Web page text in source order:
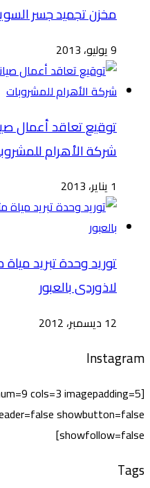
مخزن تجميد جسر
9 يوليو، 2013
توقيع تعاقد أعمال
شركة الأهرام
1 يناير، 2013
توريد وحدة تبريد
لاذوردى بالعبور
12 ديسمبر، 2012
Instagram
cols=3 imagepadding=5
showbutton=false
showfollow=false]
Tags